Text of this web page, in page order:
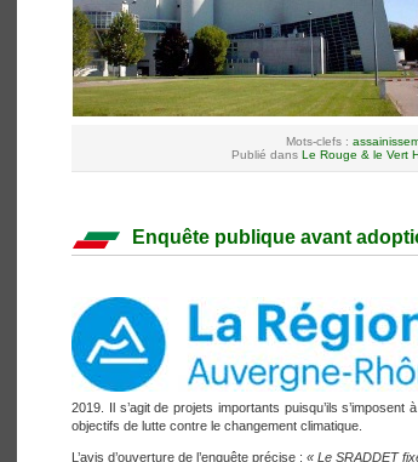
Mots-clefs :
Publié dans Le Rouge & le Vert
Enquête publique avant
2019. Il s’agit de projets importants puisqu’ils
objectifs de lutte contre le changement climatique.
L’avis d’ouverture de l’enquête précise :« Le SRADDET